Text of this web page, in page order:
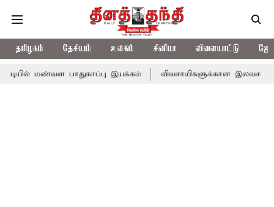
தமிழகம் தேசியம் உலகம் சினிமா விளையாட்டு
பாதுகாப்பு இயக்கம் விவசாயிகளுக்கான இலவச